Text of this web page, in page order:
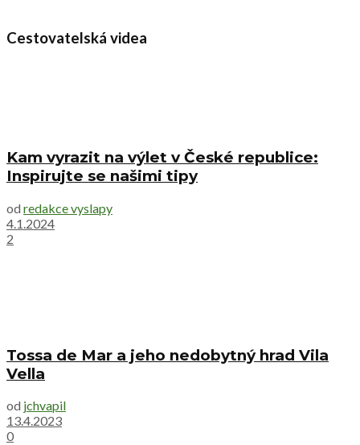
Cestovatelská videa
Kam vyrazit na výlet v České republice:
Inspirujte se našimi tipy
od redakce vyslapy
4.1.2024
2
Tossa de Mar a jeho nedobytný hrad Vila
Vella
od jchvapil
13.4.2023
0